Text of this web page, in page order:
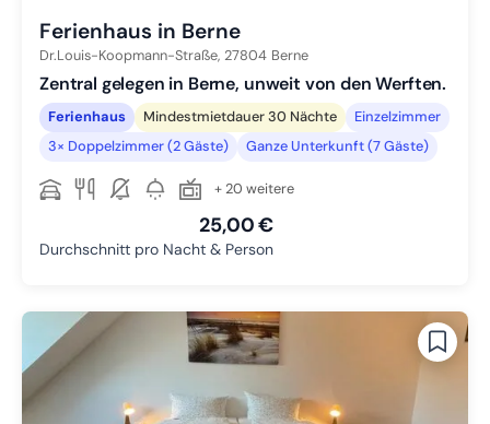
Ferienhaus in Berne
Dr.Louis-Koopmann-Straße, 27804 Berne
Zentral gelegen in Berne, unweit von den Werften.
Ferienhaus Mindestmietdauer 30 Nächte
Einzelzimmer
3× Doppelzimmer (2 Gäste)
Ganze Unterkunft (7 Gäste)
+ 20 weitere
25,00 €
Durchschnitt pro Nacht & Person